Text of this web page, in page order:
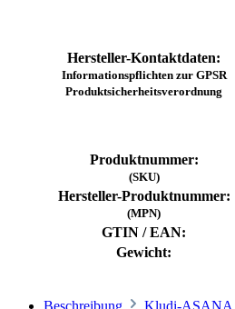
Hersteller-Kontaktdaten:
Informationspflichten zur GPSR
Produktsicherheitsverordnung
Produktnummer:
(SKU)
Hersteller-Produktnummer:
(MPN)
GTIN / EAN:
Gewicht:
Beschreibung
Kludi-ASANA